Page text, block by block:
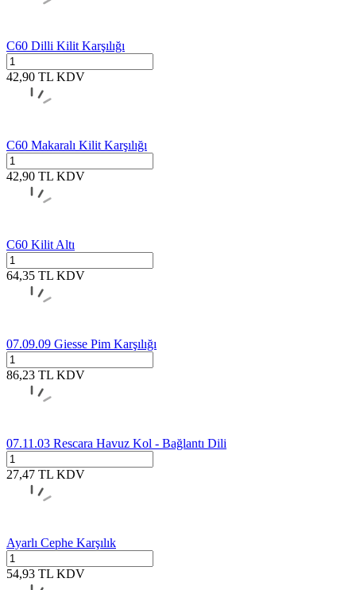
C60 Dilli Kilit Karşılığı
42,90 TL KDV
C60 Makaralı Kilit Karşılığı
42,90 TL KDV
C60 Kilit Altı
64,35 TL KDV
07.09.09 Giesse Pim Karşılığı
86,23 TL KDV
07.11.03 Rescara Havuz Kol - Bağlantı Dili
27,47 TL KDV
Ayarlı Cephe Karşılık
54,93 TL KDV